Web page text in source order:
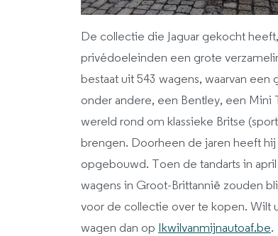
De collectie die Jaguar gekocht
privédoeleinden een grote
bestaat uit 543 wagens, waarvan
onder andere, een Bentley, een Mini
wereld rond om klassieke Britse
brengen. Doorheen de jaren heeft
opgebouwd. Toen de tandarts in
wagens in Groot-Brittannië zouden
voor de collectie over te kopen. Wilt
wagen dan op
Ikwilvanmijnautoaf.be.